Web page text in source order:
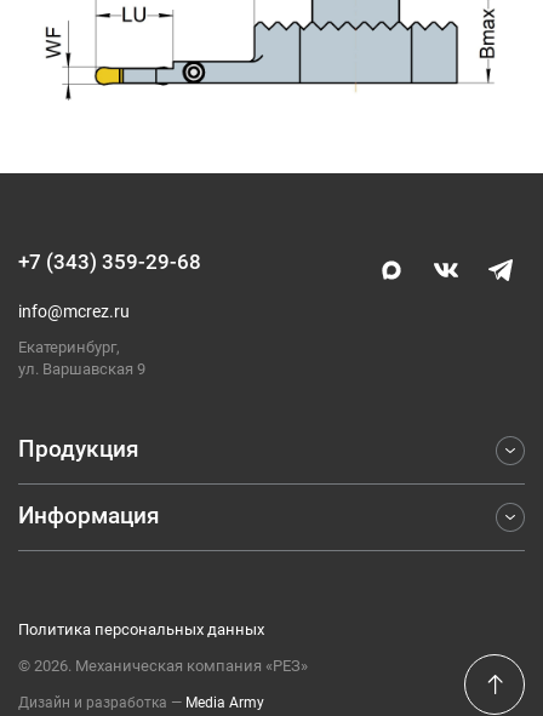
Продукция
Фрезерование
Точение
Отрезка и обработка канавок
Резьбонарезание
Оснастка
Информация
Публикации
+7 (343) 359-29-68
info@mcrez.ru
Екатеринбург,
ул. Варшавская 9
© 2026. Механическая компания «РЕЗ»
Политика персональных данных
Дизайн и разработка ― Media Army